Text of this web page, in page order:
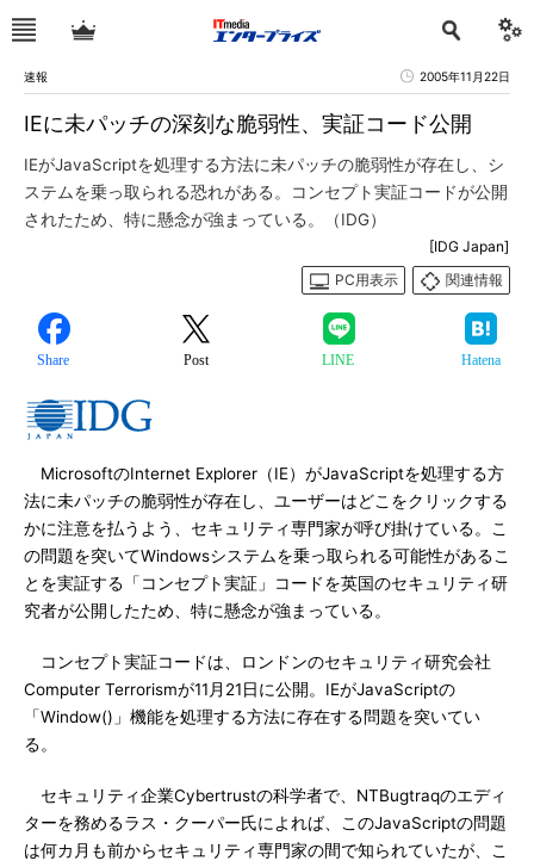
速報 2005年11月22日
IEに未パッチの深刻な脆弱性、実証コード公開
IEがJavaScriptを処理する方法に未パッチの脆弱性が存在し、シ
ステムを乗っ取られる恐れがある。コンセプト実証コードが公開
されたため、特に懸念が強まっている。（IDG）
[IDG Japan]
PC用表示
関連情報
Share Post LINE Hatena
MicrosoftのInternet Explorer（IE）がJavaScriptを処理する方
法に未パッチの脆弱性が存在し、ユーザーはどこをクリックする
かに注意を払うよう、セキュリティ専門家が呼び掛けている。こ
の問題を突いてWindowsシステムを乗っ取られる可能性があるこ
とを実証する「コンセプト実証」コードを英国のセキュリティ研
究者が公開したため、特に懸念が強まっている。
コンセプト実証コードは、ロンドンのセキュリティ研究会社
Computer Terrorismが11月21日に公開。IEがJavaScriptの
「Window()」機能を処理する方法に存在する問題を突いてい
る。
セキュリティ企業Cybertrustの科学者で、NTBugtraqのエディ
ターを務めるラス・クーパー氏によれば、このJavaScriptの問題
は何カ月も前からセキュリティ専門家の間で知られていたが、こ